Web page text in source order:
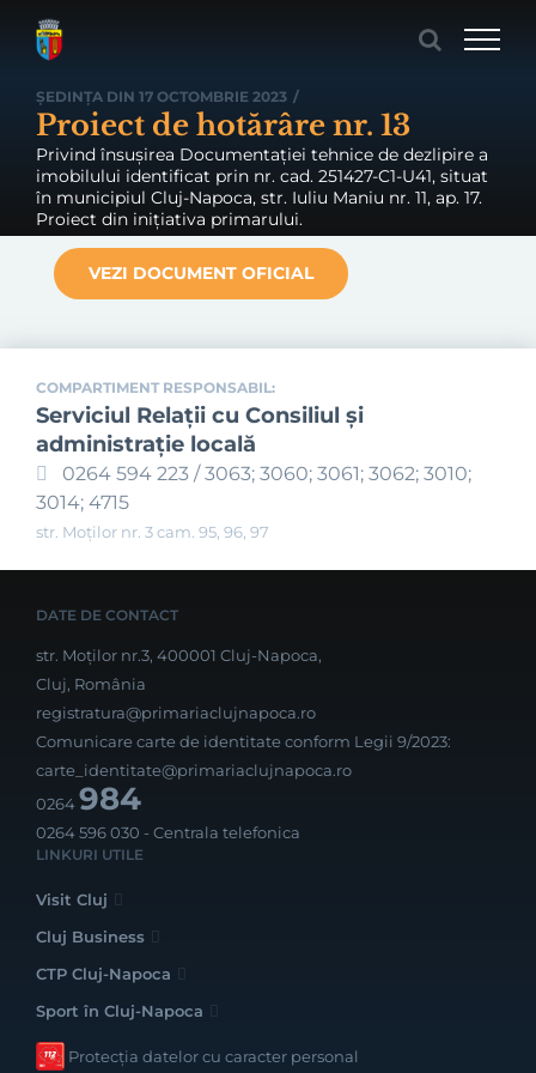
ȘEDINȚA DIN 17 OCTOMBRIE 2023 /
Proiect de hotărâre nr. 13
Privind însușirea Documentației tehnice de dezlipire a
imobilului identificat prin nr. cad. 251427-C1-U41, situat
în municipiul Cluj-Napoca, str. Iuliu Maniu nr. 11, ap. 17.
Proiect din inițiativa primarului.
VEZI DOCUMENT OFICIAL
COMPARTIMENT RESPONSABIL:
Serviciul Relaţii cu Consiliul şi
administraţie locală
0264 594 223 / 3063; 3060; 3061; 3062; 3010;
3014; 4715
str. Moților nr. 3 cam. 95, 96, 97
DATE DE CONTACT
str. Moților nr.3, 400001 Cluj-Napoca,
Cluj, România
registratura@primariaclujnapoca.ro
Comunicare carte de identitate conform Legii 9/2023:
carte_identitate@primariaclujnapoca.ro
0264984
0264 596 030 - Centrala telefonica
LINKURI UTILE
Visit Cluj
Cluj Business
CTP Cluj-Napoca
Sport în Cluj-Napoca
Protecția datelor cu caracter personal